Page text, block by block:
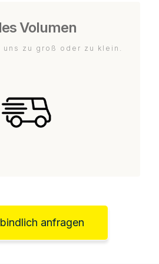
Volumen
uns zu groß oder zu klein.
anfragen